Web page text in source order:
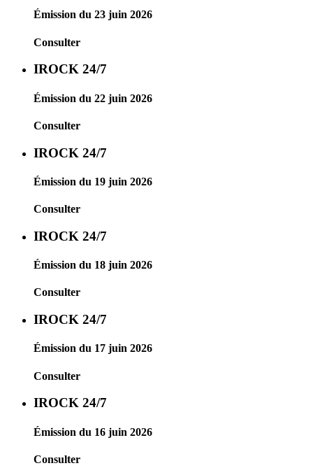
Émission du 23 juin 2026
Consulter
IROCK 24/7
Émission du 22 juin 2026
Consulter
IROCK 24/7
Émission du 19 juin 2026
Consulter
IROCK 24/7
Émission du 18 juin 2026
Consulter
IROCK 24/7
Émission du 17 juin 2026
Consulter
IROCK 24/7
Émission du 16 juin 2026
Consulter